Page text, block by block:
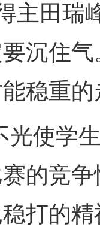
主田瑞
沉住
稳重
光使学
的竞
打的